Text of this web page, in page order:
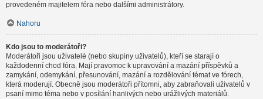
provedeném majitelem fóra nebo dalšími administrátory.
Nahoru
Kdo jsou to moderátoři?
Moderátoři jsou uživatelé (nebo skupiny uživatelů), kteří se starají o
každodenní chod fóra. Mají pravomoc k upravování a mazání příspěvků a
zamykání, odemykání, přesunování, mazání a rozdělování témat ve fórech,
která moderují. Obecně jsou moderátoři přítomni, aby zabraňovali uživatelů v
psaní mimo téma nebo v posílání hanlivých nebo urážlivých materiálů.